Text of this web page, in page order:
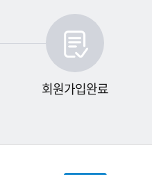
회원가입완료